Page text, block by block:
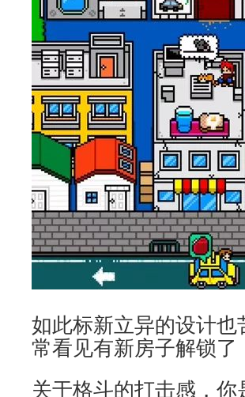
如此标新立异的设计
常看见有新房子解锁
关于格斗的打击感，你